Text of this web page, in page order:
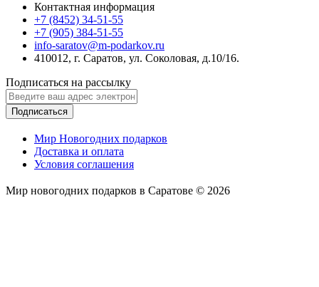
Контактная информация
+7 (8452) 34-51-55
+7 (905) 384-51-55
info-saratov@m-podarkov.ru
410012, г. Саратов, ул. Соколовая, д.10/16.
Подписаться на рассылку
Подписаться
Мир Новогодних подарков
Доставка и оплата
Условия соглашения
Мир новогодних подарков в Саратове © 2026